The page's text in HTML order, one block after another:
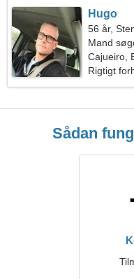
Hugo
56 år,
Mand
Cajueiro,
Rigtigt
Sådan